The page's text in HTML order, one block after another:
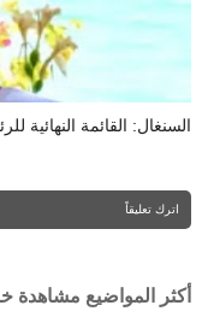
السنغال: القائمة
اترك تعليقاً
أكثر المواضيع مشاهدة